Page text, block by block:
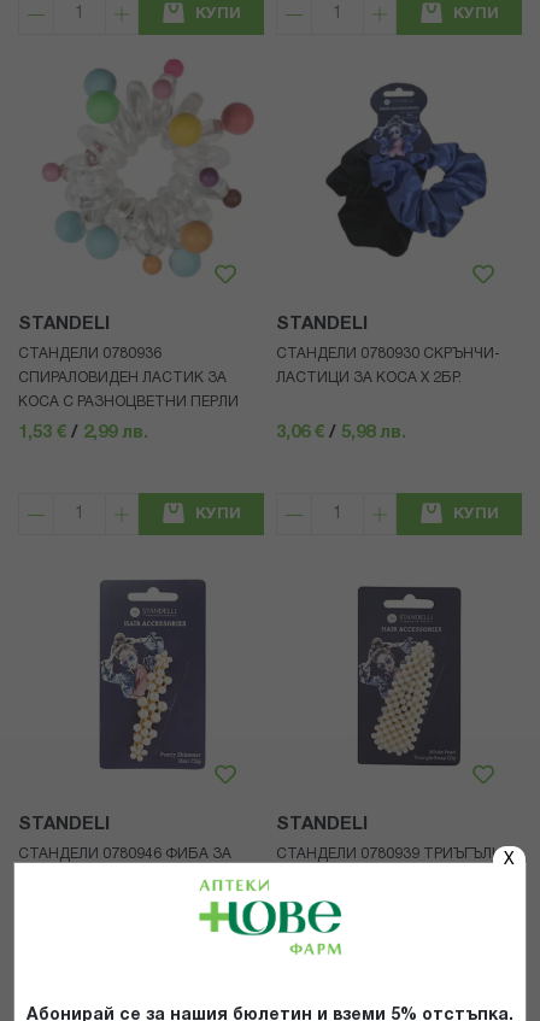
X
Абонирай се за нашия бюлетин и вземи 5% отстъпка.
КУПИ КУПИ
STANDELI
СТАНДЕЛИ 0780936
СПИРАЛОВИДЕН ЛАСТИК ЗА
КОСА С РАЗНОЦВЕТНИ ПЕРЛИ
1,53 € / 2,99 лв.
КУПИ
STANDELI
СТАНДЕЛИ 0780930 СКРЪНЧИ-
ЛАСТИЦИ ЗА КОСА Х 2БР.
3,06 € / 5,98 лв.
КУПИ
STANDELI
СТАНДЕЛИ 0780946 ФИБА ЗА
STANDELI
СТАНДЕЛИ 0780939 ТРИЪГЪЛНА
2,04 € /